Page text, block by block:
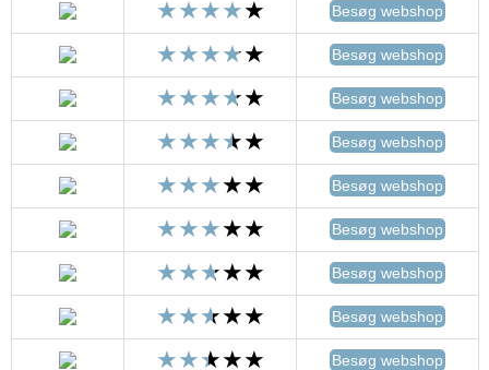
Besøg webshop
Besøg webshop
Besøg webshop
Besøg webshop
Besøg webshop
Besøg webshop
Besøg webshop
Besøg webshop
Besøg webshop